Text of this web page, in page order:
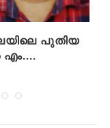
പുതിയ
എം....